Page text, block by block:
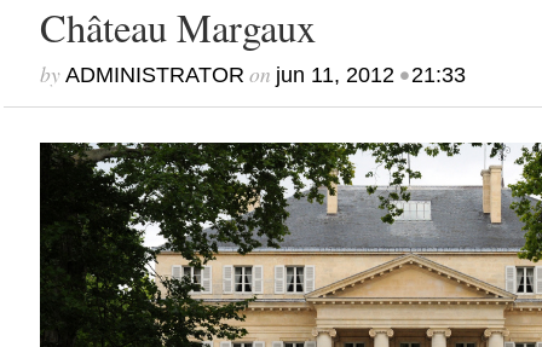
Château Margaux
by ADMINISTRATOR on jun 11, 2012•21:33